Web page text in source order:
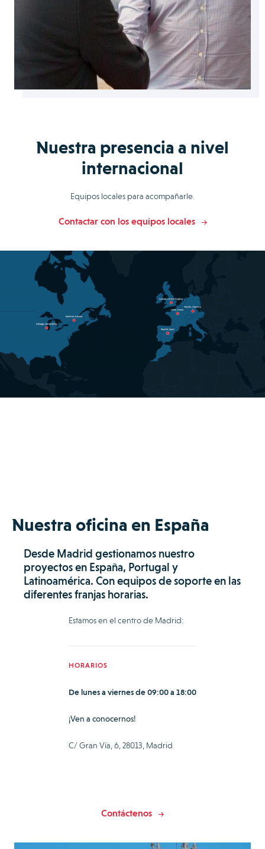
Nuestra presencia a nivel
internacional
Equipos locales para acompañarle.
Contactar con los equipos locales
Nuestra oficina en España
Desde Madrid gestionamos nuestro
proyectos en España, Portugal y
Latinoamérica. Con equipos de soporte en las
diferentes franjas horarias.
Estamos en el centro de Madrid:
HORARIOS
De lunes a viernes de 09:00 a 18:00
¡Ven a conocernos!
C/ Gran Vía, 6, 28013, Madrid
Contáctenos